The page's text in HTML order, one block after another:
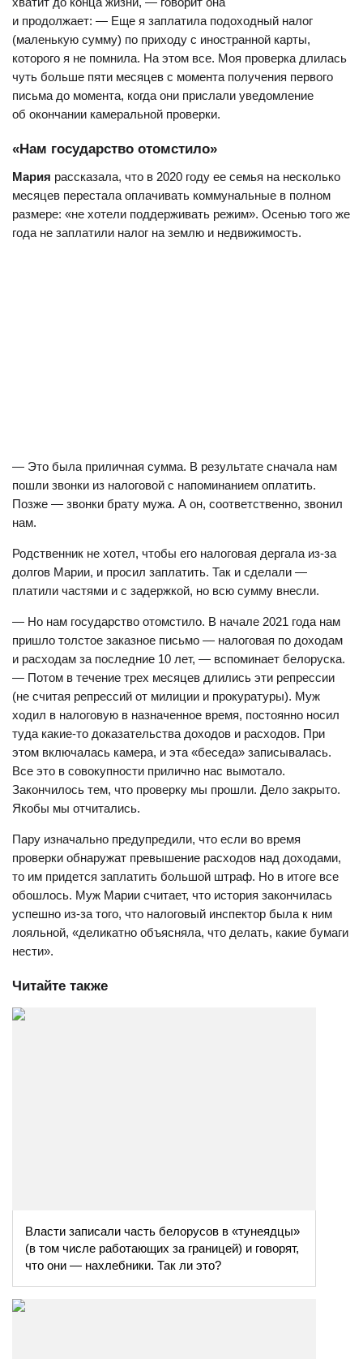
и продолжает: — Еще я заплатила подоходный налог
(маленькую сумму) по приходу с иностранной карты,
которого я не помнила. На этом все. Моя проверка длилась
чуть больше пяти месяцев с момента получения первого
письма до момента, когда они прислали уведомление
об окончании камеральной проверки.
«Нам государство отомстило»
Мария рассказала, что в 2020 году ее семья на несколько
месяцев перестала оплачивать коммунальные в полном
размере: «не хотели поддерживать режим». Осенью того же
года не заплатили налог на землю и недвижимость.
— Это была приличная сумма. В результате сначала нам
пошли звонки из налоговой с напоминанием оплатить.
Позже — звонки брату мужа. А он, соответственно, звонил
нам.
Родственник не хотел, чтобы его налоговая дергала из-за
долгов Марии, и просил заплатить. Так и сделали —
платили частями и с задержкой, но всю сумму внесли.
— Но нам государство отомстило. В начале 2021 года нам
пришло толстое заказное письмо — налоговая по доходам
и расходам за последние 10 лет, — вспоминает белоруска.
— Потом в течение трех месяцев длились эти репрессии
(не считая репрессий от милиции и прокуратуры). Муж
ходил в налоговую в назначенное время, постоянно носил
туда какие-то доказательства доходов и расходов. При
этом включалась камера, и эта «беседа» записывалась.
Все это в совокупности прилично нас вымотало.
Закончилось тем, что проверку мы прошли. Дело закрыто.
Якобы мы отчитались.
Пару изначально предупредили, что если во время
проверки обнаружат превышение расходов над доходами,
то им придется заплатить большой штраф. Но в итоге все
обошлось. Муж Марии считает, что история закончилась
успешно из-за того, что налоговый инспектор была к ним
лояльной, «деликатно объясняла, что делать, какие бумаги
нести».
Читайте также
Власти записали часть белорусов в «тунеядцы»
(в том числе работающих за границей) и говорят,
что они — нахлебники. Так ли это?